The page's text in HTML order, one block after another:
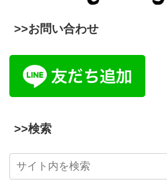
>>お問い合わせ
>>検索